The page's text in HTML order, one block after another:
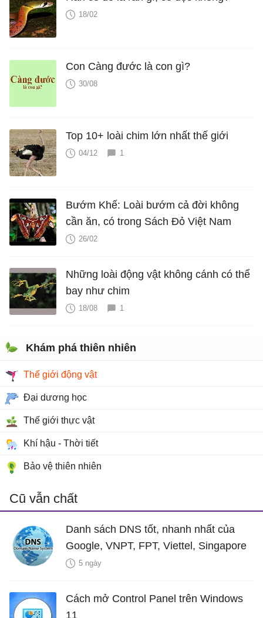
18/02
Con Càng đước là con gì?
30/08
Top 10+ loài chim lớn nhất thế giới
04/12 1
Bướm Khế: Loài bướm cả đời không
cần ăn, có trong Sách Đỏ Việt Nam
26/02
Những loài động vật không cánh có thể
bay như chim
18/08 1
Khám phá thiên nhiên
Thế giới động vật
Đại dương học
Thế giới thực vật
Khí hậu - Thời tiết
Bảo vệ thiên nhiên
Cũ vẫn chất
Danh sách DNS tốt, nhanh nhất của
Google, VNPT, FPT, Viettel, Singapore
5 ngày
Cách mở Control Panel trên Windows
11